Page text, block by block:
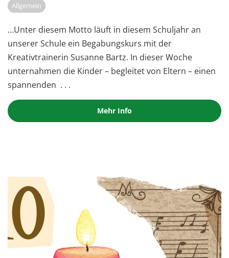
Allgemein
…Unter diesem Motto läuft in diesem Schuljahr an
unserer Schule ein Begabungskurs mit der
Kreativtrainerin Susanne Bartz. In dieser Woche
unternahmen die Kinder – begleitet von Eltern – einen
spannenden . . .
Mehr Info